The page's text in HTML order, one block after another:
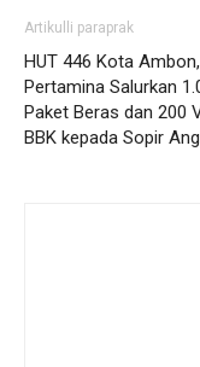
Artikulli paraprak
HUT 446 Kota Ambon,
Pertamina Salurkan
Paket Beras dan 200
BBK kepada Sopir